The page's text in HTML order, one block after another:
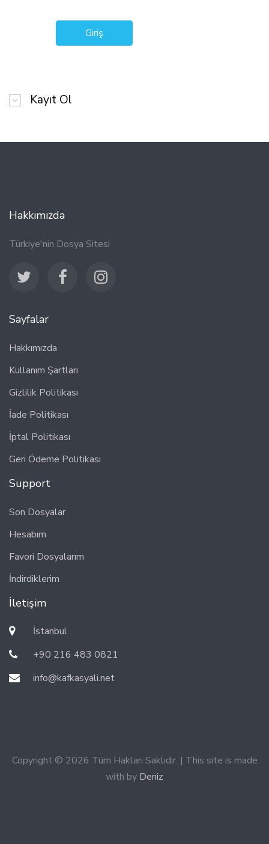
Kayıt Ol
Hakkımızda
Türkiye'nin Dosya Sitesi
Sayfalar
Hakkımızda
Kullanım Şartları
Gizlilik Politikası
İade Politikası
İptal Politikası
Geri Ödeme Politikası
Support
Son Dosyalar
Hesabım
Favori Dosyalarım
İndirdiklerim
İletişim
İstanbul
+90 216 483 0821
info@kafkasyali.net
Copyright © 2026 Tüm Hakları Saklıdır. | This site is made
with by Deniz